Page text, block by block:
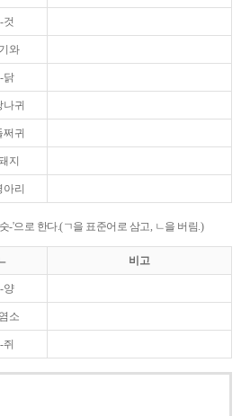
것
와
닭
나귀
쩌귀
지
아리
-'으로 한다.(ㄱ을 표준어로 삼고, ㄴ을 버림.)
비고
양
소
쥐